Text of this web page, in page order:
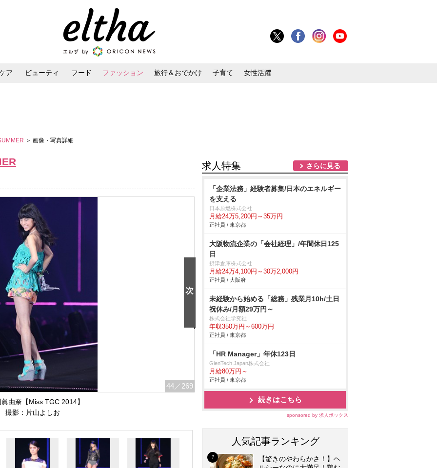
ア ビューティ フード ファッション 旅行＆おでかけ 子育て 女性活躍
＞ 画像・写真詳細
44 ／269
由奈【Miss TGC 2014】
撮影：片山よしお
求人特集 さらに見る
「企業法務」経験者募集/日本のエネルギー
を支える
日本原燃株式会社
月給24万5,200円～35万円
正社員 / 東京都
大阪物流企業の「会社経理」/年間休日125
日
摂津倉庫株式会社
月給24万4,100円～30万2,000円
正社員 / 大阪府
未経験から始める「総務」残業月10h/土日
祝休み/月額29万円～
株式会社学究社
年収350万円～600万円
正社員 / 東京都
「HR Manager」年休123日
GienTech Japan株式会社
月給80万円～
正社員 / 東京都
続きはこちら
sponsored by 求人ボックス
人気記事ランキング
【驚きのやわらかさ！】ヘ